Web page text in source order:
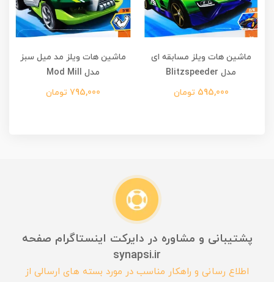
ماشین هات ویلز مسابقه ای
مدل Blitzspeeder
595,000 تومان
ماشین هات ویلز مد میل سبز
مدل Mod Mill
795,000 تومان
پشتیبانی و مشاوره در دایرکت اینستاگرام صفحه
synapsi.ir
اطلاع رسانی و راهکار مناسب در مورد بسته های ارسالی از